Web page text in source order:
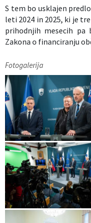
S tem bo usklajen
leti 2024 in 2025, ki je
prihodnjih mesecih
Zakona o financiranju
Fotogalerija